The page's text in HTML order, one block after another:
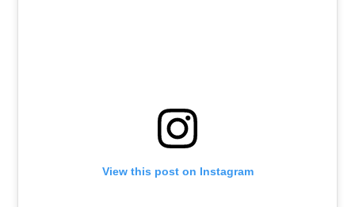
View this post on Instagram